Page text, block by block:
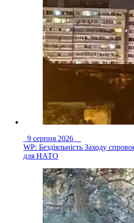
9 серпня 2026
WP: Бездіяльність Заходу
для НАТО